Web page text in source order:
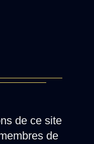
de ce site
de